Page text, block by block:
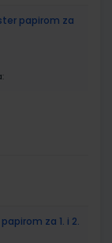
papirom za
za 1. i 2.